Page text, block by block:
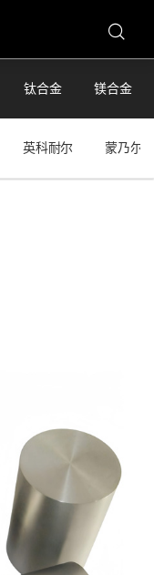
钛合金 镁合金
英科耐尔 蒙乃尔